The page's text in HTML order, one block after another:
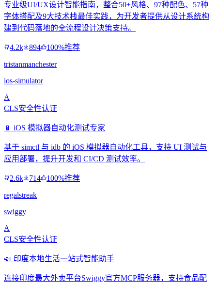
专业级UI/UX设计智能指南，整合50+风格、97种配色、57种
字体搭配及9大技术栈最佳实践，为开发者提供从设计系统构
建到代码落地的全流程设计决策支持。
4.2k 894 100%推荐
tristanmanchester
ios-simulator
A
CLS安全性认证
📱 iOS 模拟器自动化测试专家
基于 simctl 与 idb 的 iOS 模拟器自动化工具，支持 UI 测试与
应用部署，提升开发和 CI/CD 测试效率。
2.6k 714 100%推荐
regalstreak
swiggy
A
CLS安全性认证
🍛 印度本地生活一站式智能助手
连接印度最大外卖平台Swiggy官方MCP服务器，支持食品配